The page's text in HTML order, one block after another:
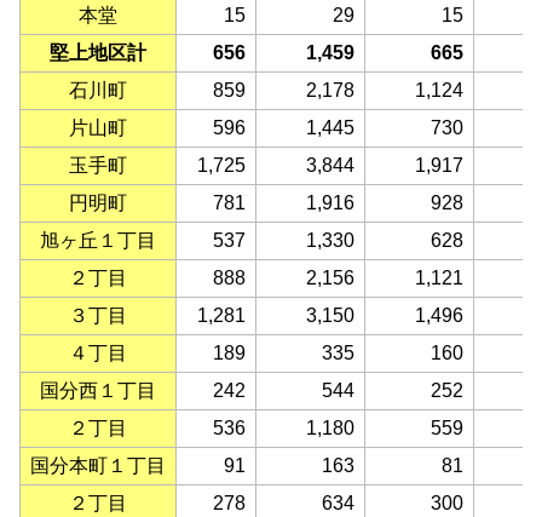
本堂
15 29
15
堅上地区計
656 1,459 665
石川町
859 2,178 1,124
片山町
596 1,445 730
玉手町
1,725 3,844 1,917
円明町
781 1,916 928
旭ヶ丘１丁目
537 1,330 628
２丁目
888 2,156 1,121
３丁目
1,281 3,150 1,496
４丁目
189 335 160
国分西１丁目
242 544 252
２丁目
536 1,180 559
国分本町１丁目
91 163
81
２丁目
278 634 300